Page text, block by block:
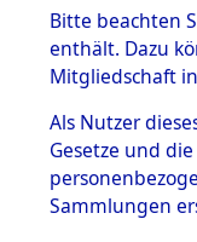
BESTÄNDE
1.
mente
5.
5.3
Bitte beachten
enthält. Dazu
Mitgliedschaft
Als Nutzer
Gesetze und
Sammlungen